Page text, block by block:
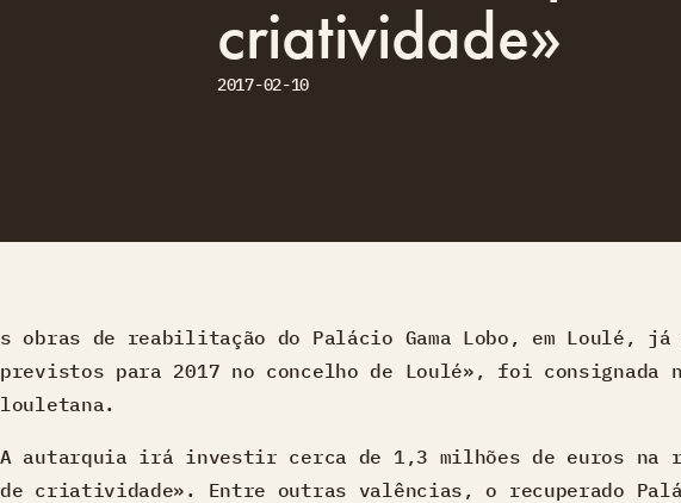
criatividade»
2017-02-10
s obras de reabilitação do Palácio Gama Lobo, em Loulé,
previstos para 2017 no concelho de Loulé», foi consignada
louletana.
A autarquia irá investir cerca de 1,3 milhões de euros na
de criatividade». Entre outras valências, o recuperado